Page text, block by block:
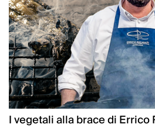
I vegetali alla brace di Errico